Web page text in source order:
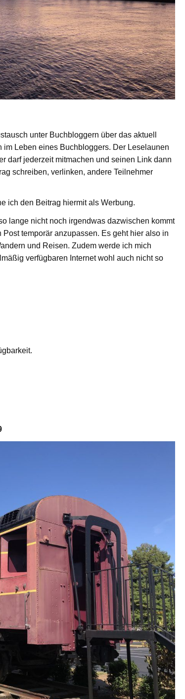
unter Buchbloggern über das aktuell
Leben eines Buchbloggers. Der Leselaunen
darf jederzeit mitmachen und seinen Link dann
schreiben, verlinken, andere Teilnehmer
ich den Beitrag hiermit als Werbung.
lange nicht noch irgendwas dazwischen kommt
temporär anzupassen. Es geht hier also in
und Reisen. Zudem werde ich mich
verfügbaren Internet wohl auch nicht so